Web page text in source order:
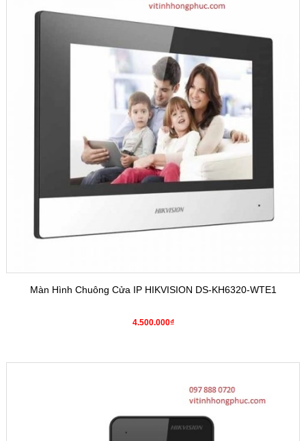
Màn Hình Chuông Cửa IP HIKVISION DS-KH6320-WTE1
4.500.000₫